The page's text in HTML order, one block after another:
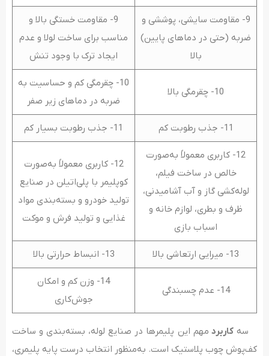
9- مقاومت سایشی، پوششی و
ضربه (حتی در دماهای پایین)
بالا
9- مقاومت خستگی بالا و
مناسب برای ساخت لولا و عدم
ایجاد ترک با وجود تنش
10- چقرمگی بالا
10- چقرمگی کم و حساسیت به
ضربه در دماهای زیر صفر
11- جذب رطوبت کم 11- جذب رطوبت بسیار کم
12- کاربری معمولاً به‌صورت
خالص در ساخت فیلم،
لوله‌کشی گاز و آب آشامیدنی،
ظرف و بطری، لوازم خانه و
اسباب بازی
12- کاربری معمولاً به‌صورت
کوپلیمر با پلی‌اتیلن در صنایع
تولید خودرو و بسته‌بندی مواد
غذایی و تولید فرش و موکت
13- میرایی ارتعاشی بالا 13- انبساط حرارتی بالا
14- عدم چسبندگی
14- وزن کم و امکان
جوش‌کاری
سهکاربرد مهم این پلیمرها در صنایع لوله، بسته‌بندی و ساخت
کف‌پوش چوب پلاستیک است. به‌منظور انتخاب درست پایه پلیمری،